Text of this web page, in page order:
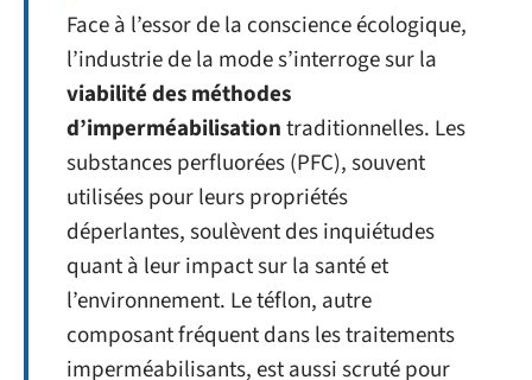
Face à l’essor de la conscience écologique,
l’industrie de la mode s’interroge sur la
viabilité des méthodes
d’imperméabilisationtraditionnelles. Les
substances perfluorées (PFC), souvent
utilisées pour leurs propriétés
déperlantes, soulèvent des inquiétudes
quant à leur impact sur la santé et
l’environnement. Le téflon, autre
composant fréquent dans les traitements
imperméabilisants, est aussi scruté pour